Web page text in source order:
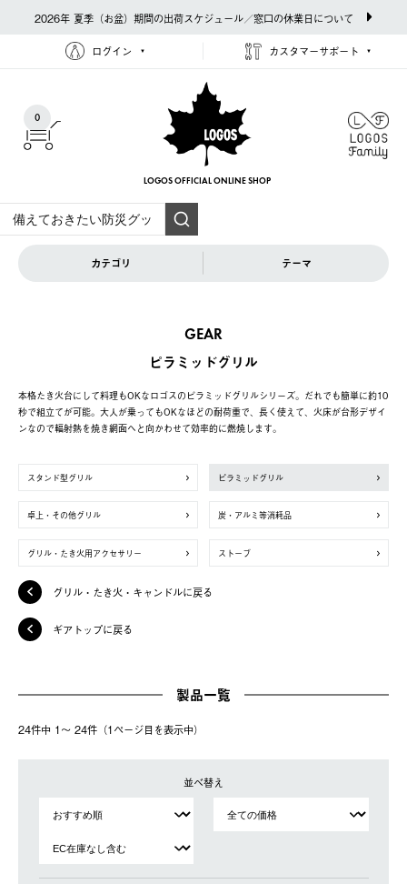
2026年 夏季（お盆）期間の出荷スケジュール／窓口の休業日について
ログイン カスタマーサポート
0
LOGOS OFFICIAL ONLINE SHOP
カテゴリ テーマ
GEAR
ピラミッドグリル
本格たき火台にして料理もOKなロゴスのピラミッドグリルシリーズ。だれでも簡単に約10
秒で組立てが可能。大人が乗ってもOKなほどの耐荷重で、長く使えて、火床が台形デザイ
ンなので輻射熱を焼き網面へと向かわせて効率的に燃焼します。
スタンド型グリル ピラミッドグリル
卓上・その他グリル 炭・アルミ等消耗品
グリル・たき火用アクセサリー ストーブ
グリル・たき火・キャンドルに戻る
ギアトップに戻る
製品一覧
24件中 1〜 24件（1ページ⽬を表⽰中）
並べ替え